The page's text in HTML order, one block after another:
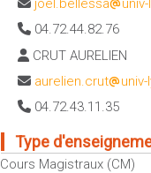
Sportives)
UFR FS (Chimie,
UFR Biosciences
GEP (Génie Electrique
Informatique
Mécanique
Plan et accès
OUTILS
Intranet des personnels
Moodle
Emploi du temps
Messagerie
joel.bellessa
04.72.44.82.76
CRUT AURELIEN
aurelien.crut
04.72.43.11.35
Type
Cours Magistraux (CM)